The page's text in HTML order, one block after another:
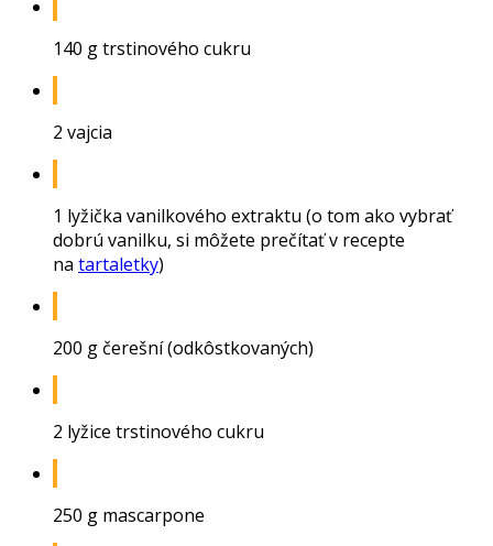
140 g trstinového cukru
2 vajcia
1 lyžička vanilkového extraktu (o tom ako vybrať
dobrú vanilku, si môžete prečítať v recepte
na tartaletky)
200 g čerešní (odkôstkovaných)
2 lyžice trstinového cukru
250 g mascarpone